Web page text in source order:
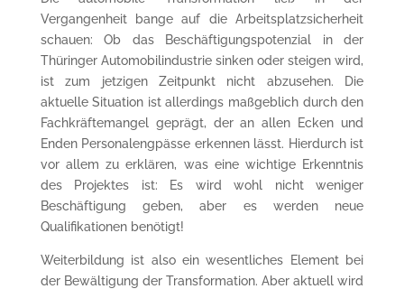
Vergangenheit bange auf die Arbeitsplatzsicherheit
schauen: Ob das Beschäftigungspotenzial in der
Thüringer Automobilindustrie sinken oder steigen wird,
ist zum jetzigen Zeitpunkt nicht abzusehen. Die
aktuelle Situation ist allerdings maßgeblich durch den
Fachkräftemangel geprägt, der an allen Ecken und
Enden Personalengpässe erkennen lässt. Hierdurch ist
vor allem zu erklären, was eine wichtige Erkenntnis
des Projektes ist: Es wird wohl nicht weniger
Beschäftigung geben, aber es werden neue
Qualifikationen benötigt!
Weiterbildung ist also ein wesentliches Element bei
der Bewältigung der Transformation. Aber aktuell wird